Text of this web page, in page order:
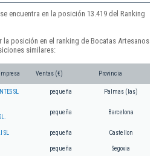
encuentra en la posición 13.419 del Ranking
posición en el ranking de Bocatas Artesanos
similares:
Ventas (€) Provincia
SL pequeña Palmas (las)
pequeña Barcelona
pequeña Castellon
pequeña Segovia